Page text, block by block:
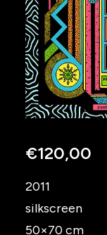
€120,00
2011
silkscreen
50×70 cm